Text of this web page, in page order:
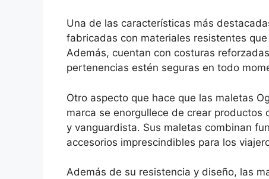
Una de las características más
fabricadas con materiales resistentes
Además, cuentan con costuras
pertenencias estén seguras en todo
Otro aspecto que hace que las maletas
marca se enorgullece de crear
y vanguardista. Sus maletas combinan
accesorios imprescindibles para los
Además de su resistencia y diseño, las